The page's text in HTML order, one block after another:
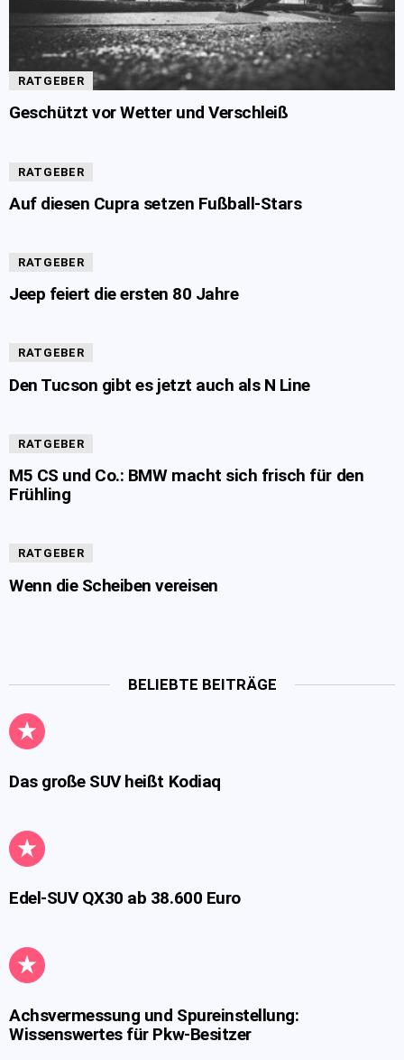
RATGEBER
Geschützt vor Wetter und Verschleiß
RATGEBER
Auf diesen Cupra setzen Fußball-Stars
RATGEBER
Jeep feiert die ersten 80 Jahre
RATGEBER
Den Tucson gibt es jetzt auch als N Line
RATGEBER
M5 CS und Co.: BMW macht sich frisch für den
Frühling
RATGEBER
Wenn die Scheiben vereisen
BELIEBTE BEITRÄGE
Das große SUV heißt Kodiaq
Edel-SUV QX30 ab 38.600 Euro
Achsvermessung und Spureinstellung:
Wissenswertes für Pkw-Besitzer